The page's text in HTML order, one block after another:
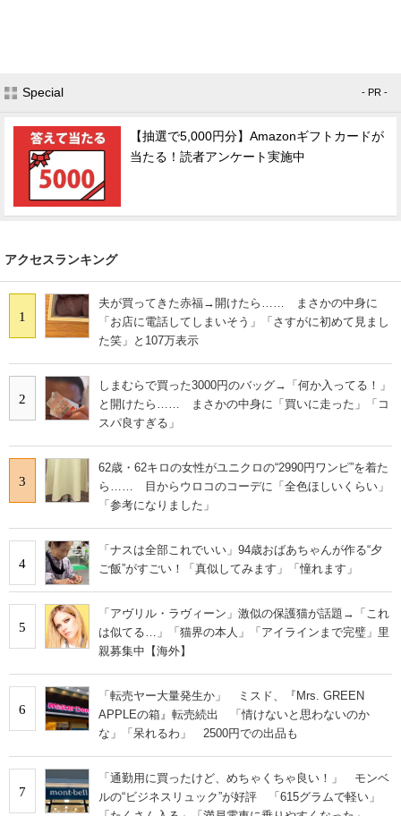
Special - PR -
【抽選で5,000円分】Amazonギフトカードが
当たる！読者アンケート実施中
アクセスランキング
1
夫が買ってきた赤福→開けたら…… まさかの中身に
「お店に電話してしまいそう」「さすがに初めて見まし
た笑」と107万表示
2
しまむらで買った3000円のバッグ→「何か入ってる！」
と開けたら…… まさかの中身に「買いに走った」「コ
スパ良すぎる」
3
62歳・62キロの女性がユニクロの“2990円ワンピ”を着た
ら…… 目からウロコのコーデに「全色ほしいくらい」
「参考になりました」
4
「ナスは全部これでいい」94歳おばあちゃんが作る“夕
ご飯”がすごい！「真似してみます」「憧れます」
5
「アヴリル・ラヴィーン」激似の保護猫が話題→「これ
は似てる…」「猫界の本人」「アイラインまで完璧」里
親募集中【海外】
6
「転売ヤー大量発生か」 ミスド、『Mrs. GREEN
APPLEの箱』転売続出 「情けないと思わないのか
な」「呆れるわ」 2500円での出品も
7
「通勤用に買ったけど、めちゃくちゃ良い！」 モンベ
ルの“ビジネスリュック”が好評 「615グラムで軽い」